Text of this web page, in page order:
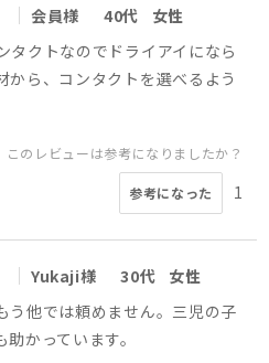
会員様 40代
女性
タクトなのでドライアイになら
から、コンタクトを選べるよう
このレビューは参考になりましたか？
参考になった 1
Yukaji様 30代
女性
う他では頼めません。三児の子
かっています。